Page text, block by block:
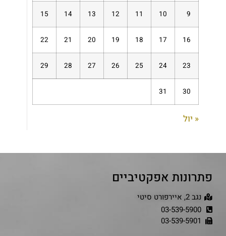
9
10
11
12
13
14
15
16
17
18
19
20
21
22
23
24
25
26
27
28
29
30
31
« יול
פתרונות אפקטיביים
נגב 2, איירפורט סיטי
03-539-5900
03-539-5901